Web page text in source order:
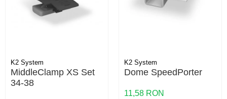
K2 System
MiddleClamp XS Set
34-38
K2 System
Dome SpeedPorter
11,58 RON